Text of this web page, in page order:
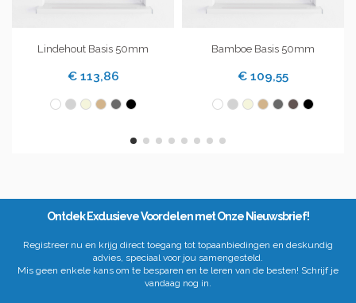
Lindehout Basis 50mm
€ 113,86
Bamboe Basis 50mm
€ 109,55
Ontdek Exclusieve Voordelen met Onze Nieuwsbrief!
Registreer nu en krijg direct toegang tot topaanbiedingen en deskundig
advies, speciaal voor jou samengesteld.
Mis geen enkele kans om te besparen en te leren van de besten! Schrijf je
vandaag nog in.